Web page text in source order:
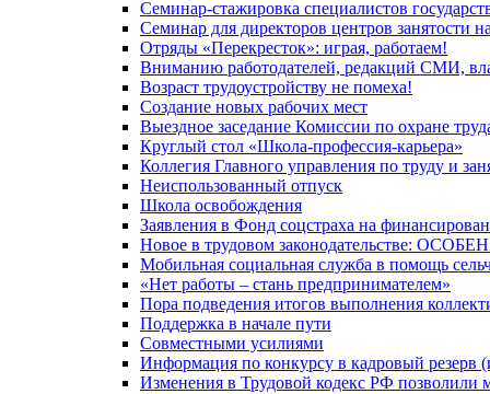
Семинар-стажировка специалистов
Семинар для директоров центров занятости
Отряды «Перекресток»: играя, работаем!
Вниманию работодателей, редакций СМИ,
Возраст трудоустройству не помеха!
Создание новых рабочих мест
Выездное заседание Комиссии по охране
Круглый стол «Школа-профессия-карьера»
Коллегия Главного управления по труду и
Неиспользованный отпуск
Школа освобождения
Заявления в Фонд соцстраха на
Новое в трудовом законодательстве:
Мобильная социальная служба в помощь
«Нет работы – стань предпринимателем»
Пора подведения итогов выполнения
Поддержка в начале пути
Совместными усилиями
Информация по конкурсу в кадровый резерв
Изменения в Трудовой кодекс РФ